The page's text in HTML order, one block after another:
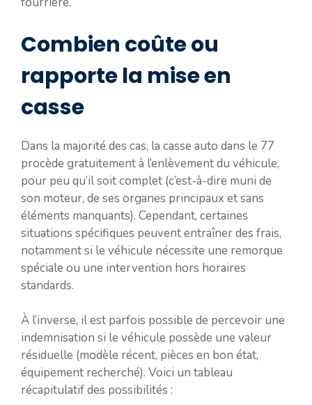
Combien coûte ou
rapporte la mise en
casse
Dans la majorité des cas, la casse auto dans le 77
procède gratuitement à l’enlèvement du véhicule,
pour peu qu’il soit complet (c’est-à-dire muni de
son moteur, de ses organes principaux et sans
éléments manquants). Cependant, certaines
situations spécifiques peuvent entraîner des frais,
notamment si le véhicule nécessite une remorque
spéciale ou une intervention hors horaires
standards.
À l’inverse, il est parfois possible de percevoir une
indemnisation si le véhicule possède une valeur
résiduelle (modèle récent, pièces en bon état,
équipement recherché). Voici un tableau
récapitulatif des possibilités :